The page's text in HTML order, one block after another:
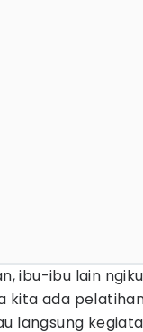
ibu-ibu lain
kita ada pelatihan
langsung